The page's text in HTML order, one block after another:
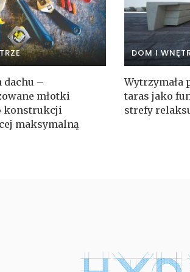
dachu –
młotki
konstrukcji
maksymalną
DOM I
Wytrzymała
taras jako
strefy